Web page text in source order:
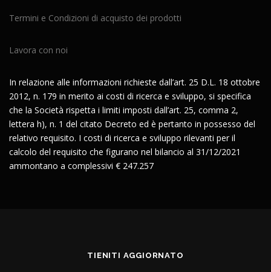
Termini e Condizioni di acquisto dei prodotti
Lavora con noi
In relazione alle informazioni richieste dall’art. 25 D.L. 18 ottobre
2012, n. 179 in merito ai costi di ricerca e sviluppo, si specifica
che la Società rispetta i limiti imposti dall’art. 25, comma 2,
lettera h), n. 1 del citato Decreto ed è pertanto in possesso del
relativo requisito. I costi di ricerca e sviluppo rilevanti per il
calcolo del requisito che figurano nel bilancio al 31/12/2021
ammontano a complessivi € 247.257
TIENITI AGGIORNATO